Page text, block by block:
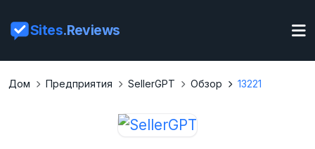
Sites.Reviews
Дом Предприятия SellerGPT Обзор 13221